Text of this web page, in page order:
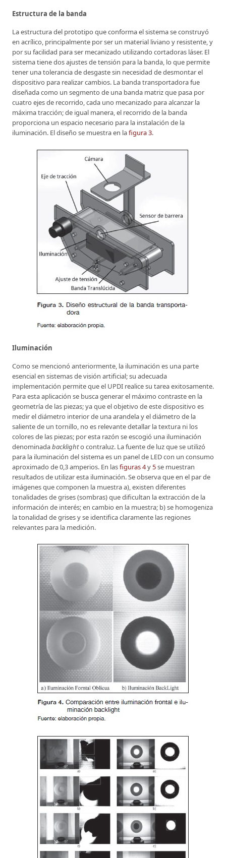
Estructura de la banda
La estructura del prototipo que conforma el sistema se construyó
en acrílico, principalmente por ser un material liviano y resistente, y
por su facilidad para ser mecanizado utilizando cortadoras láser. El
sistema tiene dos ajustes de tensión para la banda, lo que permite
tener una tolerancia de desgaste sin necesidad de desmontar el
dispositivo para realizar cambios. La banda transportadora fue
diseñada como un segmento de una banda matriz que pasa por
cuatro ejes de recorrido, cada uno mecanizado para alcanzar la
máxima tracción; de igual manera, el recorrido de la banda
proporciona un espacio necesario para la instalación de la
iluminación. El diseño se muestra en lafigura 3.
Iluminación
Como se mencionó anteriormente, la iluminación es una parte
esencial en sistemas de visión artificial; su adecuada
implementación permite que el UPDI realice su tarea exitosamente.
Para esta aplicación se busca generar el máximo contraste en la
geometría de las piezas; ya que el objetivo de este dispositivo es
medir el diámetro interior de una arandela y el diámetro de la
saliente de un tornillo, no es relevante detallar la textura ni los
colores de las piezas; por esta razón se escogió una iluminación
denominadabacklighto contraluz. La fuente de luz que se utilizó
para la iluminación del sistema es un panel de LED con un consumo
aproximado de 0,3 amperios. En lasfiguras 4y 5se muestran
resultados de utilizar esta iluminación. Se observa que en el par de
imágenes que componen la muestra a), existen diferentes
tonalidades de grises (sombras) que dificultan la extracción de la
información de interés; en cambio en la muestra; b) se homogeniza
la tonalidad de grises y se identifica claramente las regiones
relevantes para la medición.